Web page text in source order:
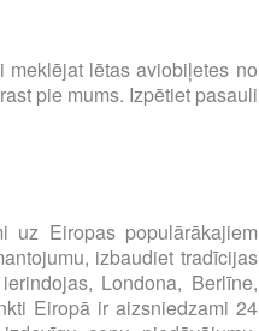
meklējat lētas aviobiļetes no
pie mums. Izpētiet pasauli
uz Eiropas populārākajiem
izbaudiet tradīcijas
Londona, Berlīne,
Eiropā ir aizsniedzami 24